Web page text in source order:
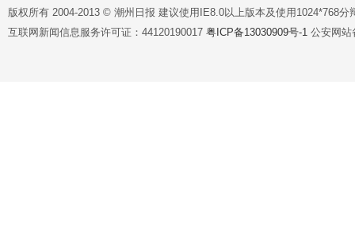
版权所有 2004-2013 © 潮州日报 建议使用IE8.0以上版本及使用1024*768分
互联网新闻信息服务许可证：44120190017 粤ICP备13030909号-1 公安网站